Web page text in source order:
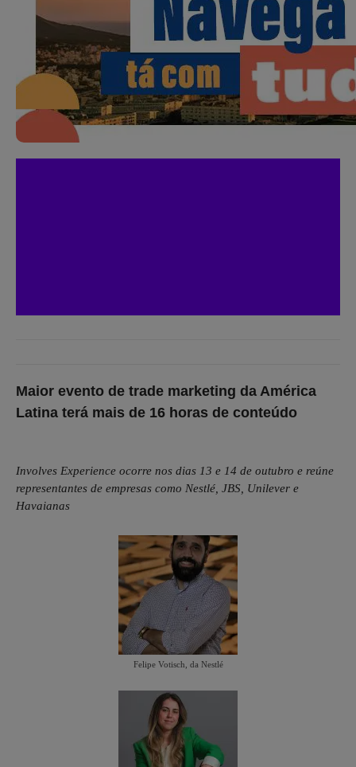
Maior evento de trade marketing da América
Latina terá mais de 16 horas de conteúdo
Involves Experience ocorre nos dias 13 e 14 de outubro e reúne
representantes de empresas como Nestlé, JBS, Unilever e
Havaianas
Felipe Votisch, da Nestlé